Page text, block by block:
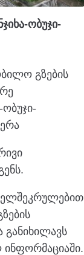
ობუჯი-
გზების
განიხილავს
ინფორმაციაში.